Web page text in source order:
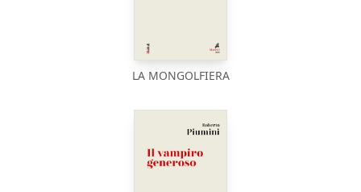
LA MONGOLFIERA